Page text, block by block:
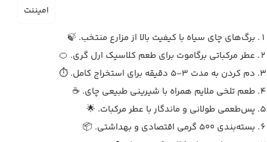
امیننت
برگ‌های چای سیاه با کیفیت بالا از مزارع منتخب. 🍃
عطر مرکباتی برگاموت برای طعم کلاسیک ارل گری. 🍊
دم کردن به مدت 3-5 دقیقه برای استخراج کامل. ⏱️
طعم تلخی ملایم همراه با شیرینی طبیعی چای. ☕
پس‌طعمی طولانی و ماندگار با عطر مرکبات. 🌟
بسته‌بندی 500 گرمی اقتصادی و بهداشتی. 📦